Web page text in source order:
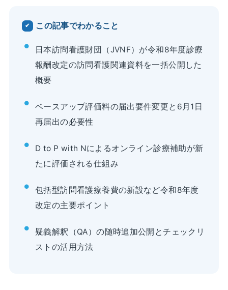
この記事でわかること
日本訪問看護財団（JVNF）が令和8年度診療
報酬改定の訪問看護関連資料を一括公開した
概要
ベースアップ評価料の届出要件変更と6月1日
再届出の必要性
D to P with Nによるオンライン診療補助が新
たに評価される仕組み
包括型訪問看護療養費の新設など令和8年度
改定の主要ポイント
疑義解釈（QA）の随時追加公開とチェックリ
ストの活用方法